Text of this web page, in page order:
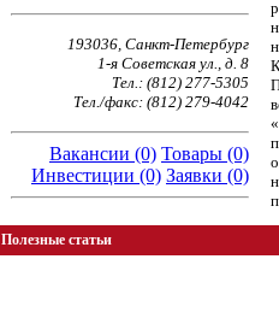
193036, Санкт-Петербург
1-я Советская ул., д. 8
Тел.: (812) 277-5305
Тел./факс: (812) 279-4042
Вакансии (0) Товары (0)
Инвестиции (0) Заявки (0)
Полезные статьи